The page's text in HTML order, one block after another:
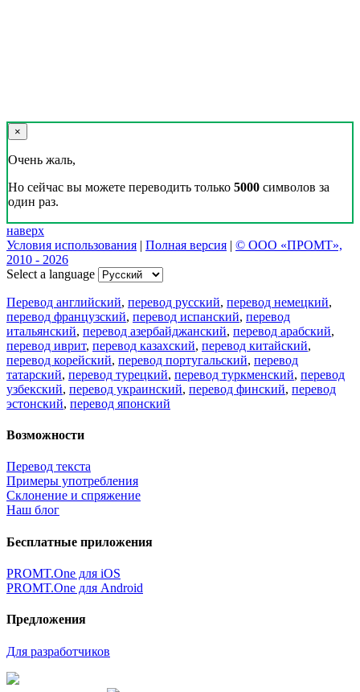
×
Очень жаль,
Но сейчас вы можете переводить только 5000 символов за
один раз.
наверх
Условия использования | Полная версия | © ООО «ПРОМТ»,
2010 - 2026
Select a language
Перевод английский, перевод русский, перевод немецкий,
перевод французский, перевод испанский, перевод
итальянский, перевод азербайджанский, перевод арабский,
перевод иврит, перевод казахский, перевод китайский,
перевод корейский, перевод португальский, перевод
татарский, перевод турецкий, перевод туркменский, перевод
узбекский, перевод украинский, перевод финский, перевод
эстонский, перевод японский
Возможности
Перевод текста
Примеры употребления
Склонение и спряжение
Наш блог
Бесплатные приложения
PROMT.One для iOS
PROMT.One для Android
Предложения
Для разработчиков